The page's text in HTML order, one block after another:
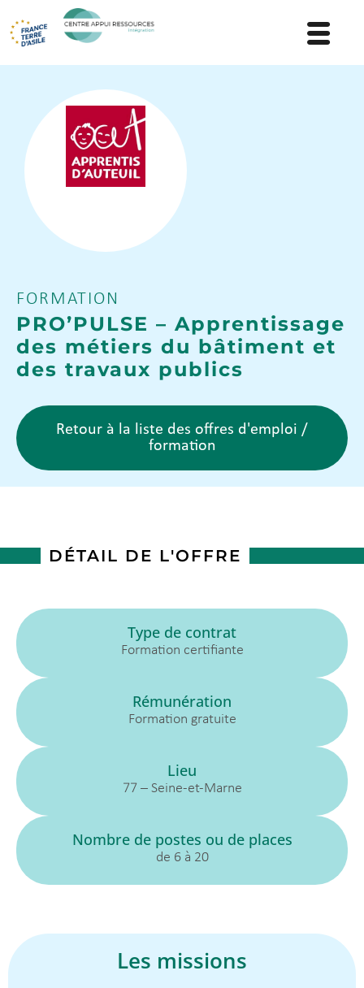
FORMATION
PRO’PULSE – Apprentissage
des métiers du bâtiment et
des travaux publics
Retour à la liste des offres d'emploi /
formation
DÉTAIL DE L'OFFRE
Type de contrat
Formation certifiante
Rémunération
Formation gratuite
Lieu
77 – Seine-et-Marne
Nombre de postes ou de places
de 6 à 20
Les missions